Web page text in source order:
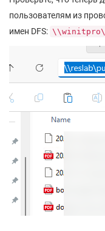
пользователям из
имен DFS: